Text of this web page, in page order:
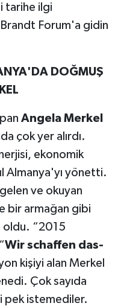
tarihe ilgi
Forum'a gidin
DOĞMUŞ
Angela Merkel
çok yer alırdı.
ekonomik
Almanya'yı yönetti.
ve okuyan
bir armağan gibi
oldu. “2015
Wir schaffen das-
kişiyi alan Merkel
Çok sayıda
pek istemediler.